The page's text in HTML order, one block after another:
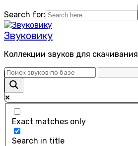
к
содержанию
Search for:
Звуковику
Коллекции звуков для скачивания
Exact matches only
Search in title